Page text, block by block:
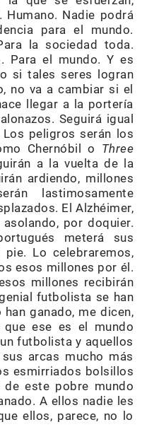
Nadie podrá
para el mundo.
la sociedad toda.
Para el mundo. Y es
si tales seres logran
no va a cambiar si el
llegar a la portería
Seguirá igual
peligros serán los
Chernóbil o Three
a la vuelta de la
ardiendo, millones
lastimosamente
El Alzhéimer,
por doquier.
meterá sus
Lo celebraremos,
esos millones por él.
millones recibirán
futbolista se han
ganado, me dicen,
ese es el mundo
futbolista y aquellos
arcas mucho más
esmirriados bolsillos
este pobre mundo
A ellos nadie les
ellos, parece, no lo